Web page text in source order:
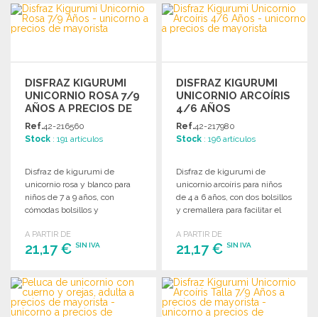
Solicitar un presupuesto
PEDIR
Solicitar un presupuesto
DISFRAZ KIGURUMI
UNICORNIO ROSA 7/9
AÑOS A PRECIOS DE
MAYORISTA
Ref.42-216560
Stock : 191 artículos
Disfraz de kigurumi de
unicornio rosa y blanco para
niños de 7 a 9 años, con
cómodas bolsillos y
A PARTIR DE
21,17 € SIN IVA
PEDIR
Solicitar un presupuesto
DISFRAZ KIGURUMI
UNICORNIO ARCOÍRIS
4/6 AÑOS
Ref.42-217980
Stock : 196 artículos
Disfraz de kigurumi de
unicornio arcoíris para niños
de 4 a 6 años, con dos bolsillos
y cremallera para facilitar el
A PARTIR DE
21,17 €SIN IVA
PEDIR
Solicitar un presupuesto